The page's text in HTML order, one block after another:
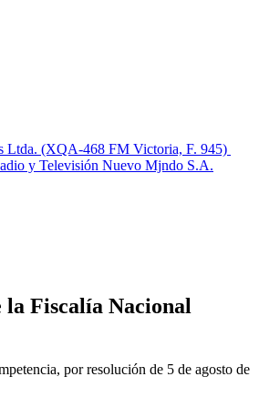
Ltda. (XQA-468 FM Victoria, F. 945)
y Televisión Nuevo Mjndo S.A.
Fiscalía Nacional
por resolución de 5 de agosto de